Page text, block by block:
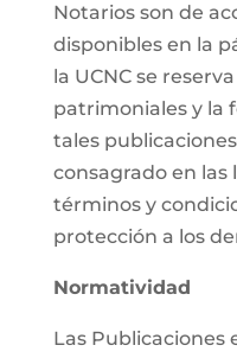
Notarios son de
disponibles en la
la UCNC se
patrimoniales y la
tales
consagrado en las
términos y
protección a los
Normatividad
Las Publicaciones